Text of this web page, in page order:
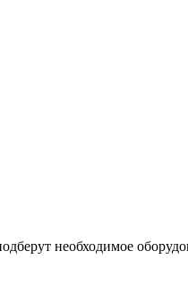
необходимое